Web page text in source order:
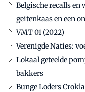
Belgische recalls
geitenkaas en een
VMT 01 (2022)
Verenigde Naties:
Lokaal geteelde
bakkers
Bunge Loders